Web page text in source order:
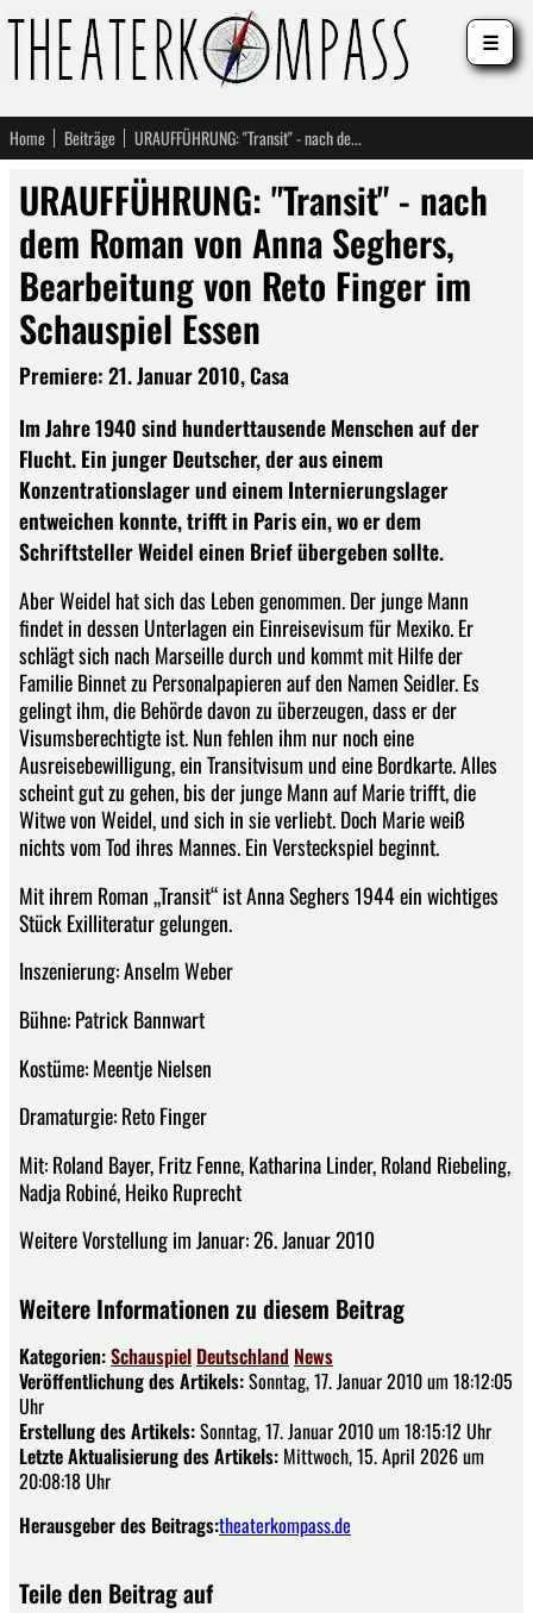
Home Beiträge URAUFFÜHRUNG: "Transit" - nach dem Roman von Anna Seghers, Bearbeitung von Reto Finger im Schauspiel Essen
URAUFFÜHRUNG: "Transit" - nach
dem Roman von Anna Seghers,
Bearbeitung von Reto Finger im
Schauspiel Essen
Premiere: 21. Januar 2010, Casa
Im Jahre 1940 sind hunderttausende Menschen auf der
Flucht. Ein junger Deutscher, der aus einem
Konzentrationslager und einem Internierungslager
entweichen konnte, trifft in Paris ein, wo er dem
Schriftsteller Weidel einen Brief übergeben sollte.
Aber Weidel hat sich das Leben genommen. Der junge Mann
findet in dessen Unterlagen ein Einreisevisum für Mexiko. Er
schlägt sich nach Marseille durch und kommt mit Hilfe der
Familie Binnet zu Personalpapieren auf den Namen Seidler. Es
gelingt ihm, die Behörde davon zu überzeugen, dass er der
Visumsberechtigte ist. Nun fehlen ihm nur noch eine
Ausreisebewilligung, ein Transitvisum und eine Bordkarte. Alles
scheint gut zu gehen, bis der junge Mann auf Marie trifft, die
Witwe von Weidel, und sich in sie verliebt. Doch Marie weiß
nichts vom Tod ihres Mannes. Ein Versteckspiel beginnt.
Mit ihrem Roman „Transit“ ist Anna Seghers 1944 ein wichtiges
Stück Exilliteratur gelungen.
Inszenierung: Anselm Weber
Bühne: Patrick Bannwart
Kostüme: Meentje Nielsen
Dramaturgie: Reto Finger
Mit: Roland Bayer, Fritz Fenne, Katharina Linder, Roland Riebeling,
Nadja Robiné, Heiko Ruprecht
Weitere Vorstellung im Januar: 26. Januar 2010
Weitere Informationen zu diesem Beitrag
Kategorien:Schauspiel Deutschland News
Veröffentlichung des Artikels:Sonntag, 17. Januar 2010 um 18:12:05
Uhr
Erstellung des Artikels:Sonntag, 17. Januar 2010 um 18:15:12 Uhr
Letzte Aktualisierung des Artikels: Mittwoch, 15. April 2026 um
20:08:18 Uhr
Herausgeber des Beitrags:theaterkompass.de
Teile den Beitrag auf
☰